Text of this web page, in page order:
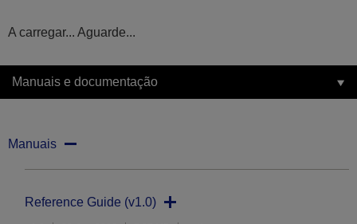
A carregar... Aguarde...
Manuais e documentação
Manuais
Reference Guide (v1.0)